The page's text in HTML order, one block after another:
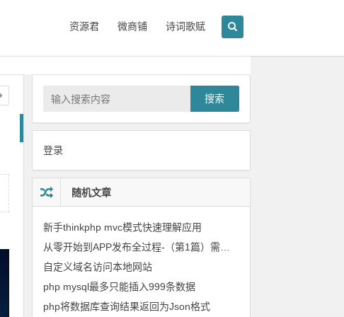
资源君 微商铺 诗词歌赋
搜索
登录
随机文章
新手thinkphp mvc模式快速理解应用
自定义域名访问本地网站
php mysql最多只能插入999条数据
php将数据库查询结果返回为Json格式